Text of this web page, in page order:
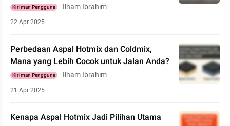
Kiriman Pengguna Ilham Ibrahim
22 Apr 2025
Perbedaan Aspal Hotmix dan Coldmix,
Mana yang Lebih Cocok untuk Jalan Anda?
Kiriman Pengguna Ilham Ibrahim
21 Apr 2025
Kenapa Aspal Hotmix Jadi Pilihan Utama